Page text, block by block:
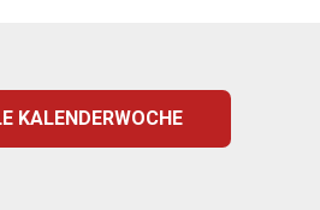
KALENDERWOCHE